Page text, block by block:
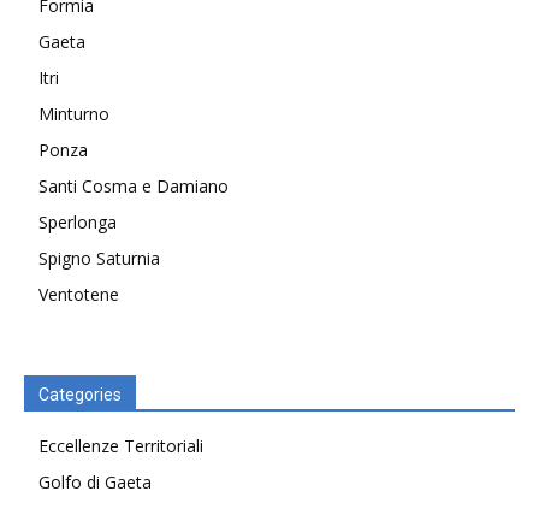
Formia
Gaeta
Itri
Minturno
Ponza
Santi Cosma e Damiano
Sperlonga
Spigno Saturnia
Ventotene
Categories
Eccellenze Territoriali
Golfo di Gaeta